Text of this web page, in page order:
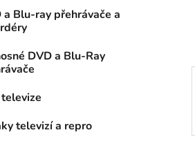
a Blu-ray přehrávače a
DVD a Blu-Ray
televizí a repro